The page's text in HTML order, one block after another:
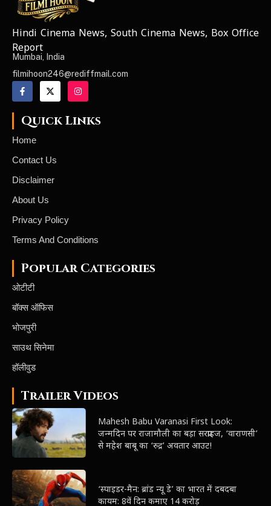
NEWS ELEMENTOR
Hindi Cinema News, South Cinema News, Box Office
Report
Mumbai, India
filmihoon246@rediffmail.com
Quick Links
Home
Contact Us
Disclaimer
About Us
Privacy Policy
Terms And Conditions
Popular Categories
ओटीटी
बॉक्स ऑफिस
भोजपुरी
साउथ सिनेमा
हॉलीवुड
Trailer Videos
Mahesh Babu Varanasi First Look:
जन्मदिन पर राजामौली का बड़ा सरप्राइज, ‘वाराणसी’
से महेश बाबू का ‘रुद्र’ अवतार आउट!
‘स्पाइडर-मैन: ब्रांड न्यू डे’ का भारत में दबदबा
कायम: 8वें दिन कमाए 14 करोड़